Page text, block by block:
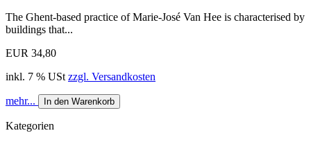
The Ghent-based practice of Marie-José Van Hee is characterised by
buildings that...
EUR 34,80
inkl. 7 % USt zzgl. Versandkosten
mehr... In den Warenkorb
Kategorien